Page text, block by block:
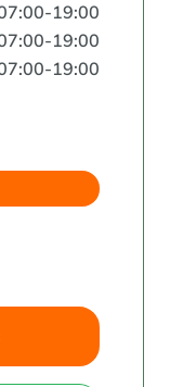
19:00
19:00
19:00